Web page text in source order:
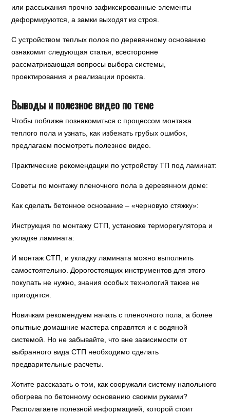
или рассыхания прочно зафиксированные элементы
деформируются, а замки выходят из строя.
С устройством теплых полов по деревянному основанию
ознакомит следующая статья, всесторонне
рассматривающая вопросы выбора системы,
проектирования и реализации проекта.
Выводы и полезное видео по теме
Чтобы поближе познакомиться с процессом монтажа
теплого пола и узнать, как избежать грубых ошибок,
предлагаем посмотреть полезное видео.
Практические рекомендации по устройству ТП под ламинат:
Советы по монтажу пленочного пола в деревянном доме:
Как сделать бетонное основание – «черновую стяжку»:
Инструкция по монтажу СТП, установке терморегулятора и
укладке ламината:
И монтаж СТП, и укладку ламината можно выполнить
самостоятельно. Дорогостоящих инструментов для этого
покупать не нужно, знания особых технологий также не
пригодятся.
Новичкам рекомендуем начать с пленочного пола, а более
опытные домашние мастера справятся и с водяной
системой. Но не забывайте, что вне зависимости от
выбранного вида СТП необходимо сделать
предварительные расчеты.
Хотите рассказать о том, как сооружали систему напольного
обогрева по бетонному основанию своими руками?
Располагаете полезной информацией, которой стоит